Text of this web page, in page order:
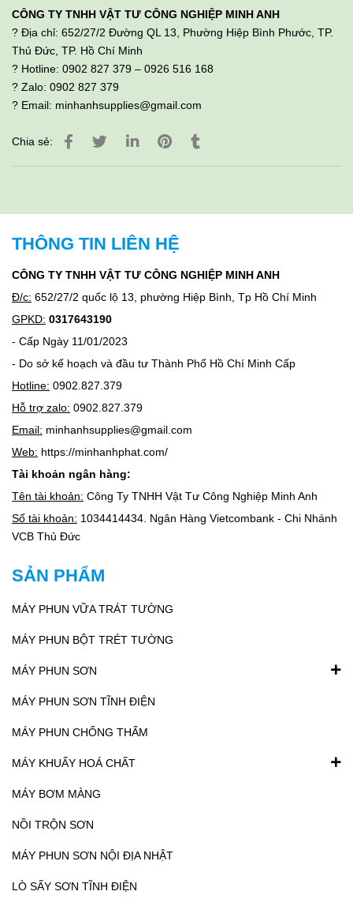
CÔNG TY TNHH VẬT TƯ CÔNG NGHIỆP MINH ANH
? Địa chỉ: 652/27/2 Đường QL 13, Phường Hiệp Bình Phước, TP.
Thủ Đức, TP. Hồ Chí Minh
? Hotline: 0902 827 379 – 0926 516 168
? Zalo: 0902 827 379
? Email: minhanhsupplies@gmail.com
Chia sẻ:
THÔNG TIN LIÊN HỆ
CÔNG TY TNHH VẬT TƯ CÔNG NGHIỆP MINH ANH
Đ/c: 652/27/2 quốc lộ 13, phường Hiệp Bình, Tp Hồ Chí Minh
GPKD: 0317643190
- Cấp Ngày 11/01/2023
- Do sở kế hoạch và đầu tư Thành Phố Hồ Chí Minh Cấp
Hotline: 0902.827.379
Hỗ trợ zalo: 0902.827.379
Email: minhanhsupplies@gmail.com
Web: https://minhanhphat.com/
Tài khoản ngân hàng:
Tên tài khoản: Công Ty TNHH Vật Tư Công Nghiệp Minh Anh
Số tài khoản: 1034414434. Ngân Hàng Vietcombank - Chi Nhánh
VCB Thủ Đức
SẢN PHẨM
MÁY PHUN VỮA TRÁT TƯỜNG
MÁY PHUN BỘT TRÉT TƯỜNG
MÁY PHUN SƠN
MÁY PHUN SƠN TĨNH ĐIỆN
MÁY PHUN CHỐNG THẤM
MÁY KHUẤY HOÁ CHẤT
MÁY BƠM MÀNG
NỒI TRỘN SƠN
MÁY PHUN SƠN NỘI ĐỊA NHẬT
LÒ SẤY SƠN TĨNH ĐIỆN